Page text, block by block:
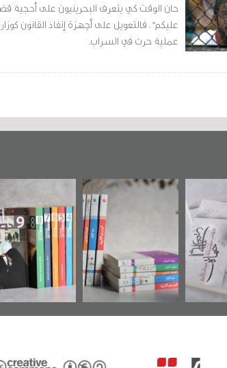
حان الوقت كي يتعرف البحرينيون على أحجية
عليكم". فالتعويل على أجهزة إنفاذ القانون
عملية حرث في السراب.
عن
أوال
تصنيف موضوعي
للوثائق البريطانية
يقدمه «مركز أوال»
في سلسلة من 5
كتب
تصدر حصاد
الساحات 2019